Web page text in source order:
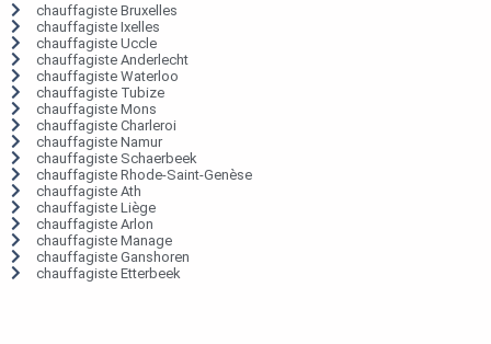
chauffagiste Bruxelles
chauffagiste Ixelles
chauffagiste Uccle
chauffagiste Anderlecht
chauffagiste Waterloo
chauffagiste Tubize
chauffagiste Mons
chauffagiste Charleroi
chauffagiste Namur
chauffagiste Schaerbeek
chauffagiste Rhode-Saint-Genèse
chauffagiste Ath
chauffagiste Liège
chauffagiste Arlon
chauffagiste Manage
chauffagiste Ganshoren
chauffagiste Etterbeek